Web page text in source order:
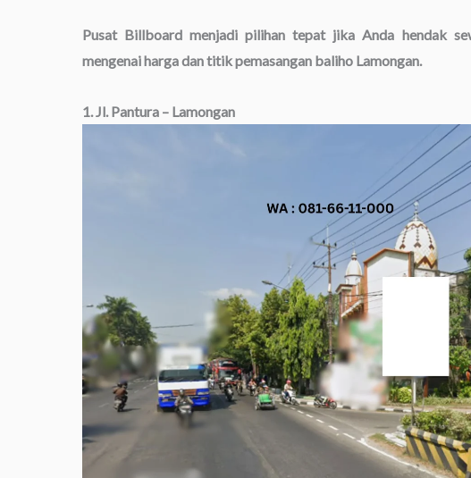
Pusat Billboard menjadi pilihan tepat jika Anda hendak
mengenai harga dan titik pemasangan baliho Lamongan.
1. Jl. Pantura – Lamongan